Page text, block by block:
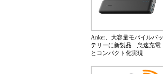
Anker、大容量モバイルバッ
テリーに新製品 急速充電
とコンパクト化実現